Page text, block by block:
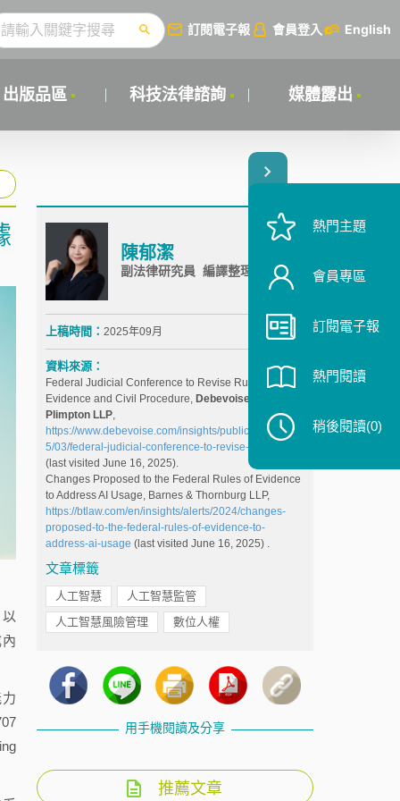
訂閱電子報 會員登入 English
出版品區 科技法律諮詢 媒體露出
陳郁潔
副法律研究員 編譯整理
上稿時間： 2025年09月
資料來源：
Federal Judicial Conference to Revise Rules of
Evidence and Civil Procedure, Debevoise &
Plimpton LLP,
https://www.debevoise.com/insights/publications/202
5/03/federal-judicial-conference-to-revise-rules-of
(last visited June 16, 2025).
Changes Proposed to the Federal Rules of Evidence
to Address AI Usage, Barnes & Thornburg LLP,
https://btlaw.com/en/insights/alerts/2024/changes-
proposed-to-the-federal-rules-of-evidence-to-
address-ai-usage (last visited June 16, 2025) .
文章標籤
人工智慧
人工智慧監管
人工智慧風險管理
數位人權
用手機閱讀及分享
推薦文章
熱門主題
會員專區
訂閱電子報
熱門閱讀
稍後閱讀(0)